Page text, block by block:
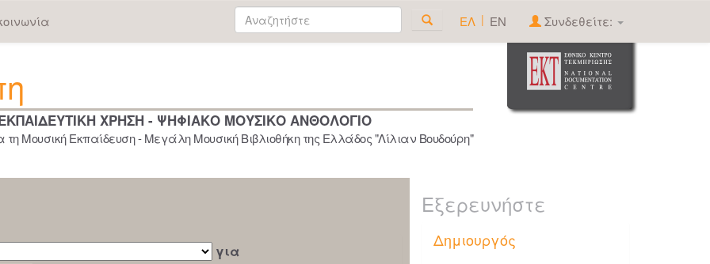
ΕΛ | EN Συνδεθείτε:
ΧΡΗΣΗ - ΨΗΦΙΑΚΟ ΜΟΥΣΙΚΟ ΑΝΘΟΛΟΓΙΟ
Μουσική Εκπαίδευση - Μεγάλη Μουσική Βιβλιοθήκη της Ελλάδος "Λίλιαν Βουδούρη"
για
Εξερευνήστε
Δημιουργός